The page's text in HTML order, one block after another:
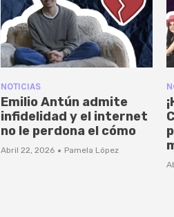
NOTICIAS
Emilio Antún admite
infidelidad y el internet
no le perdona el cómo
Abril 22, 2026 · Pamela López